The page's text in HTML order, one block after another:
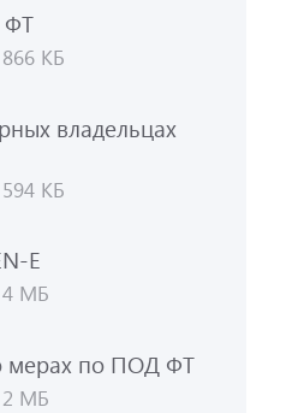
ФТ
866 КБ
владельцах
594 КБ
E
4 МБ
мерах по ПОД ФТ
2 МБ